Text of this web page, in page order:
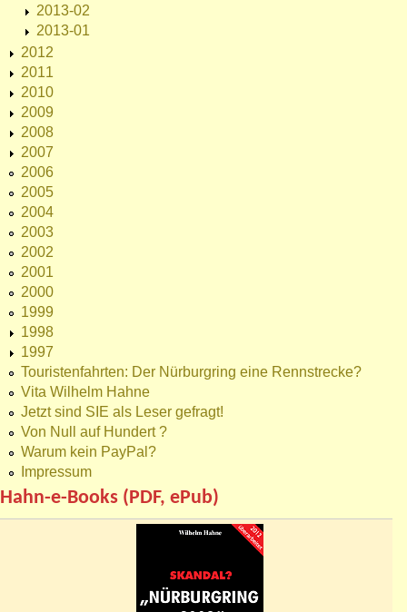
2013-02
2013-01
2012
2011
2010
2009
2008
2007
2006
2005
2004
2003
2002
2001
2000
1999
1998
1997
Touristenfahrten: Der Nürburgring eine Rennstrecke?
Vita Wilhelm Hahne
Jetzt sind SIE als Leser gefragt!
Von Null auf Hundert ?
Warum kein PayPal?
Impressum
Hahn-e-Books (PDF, ePub)